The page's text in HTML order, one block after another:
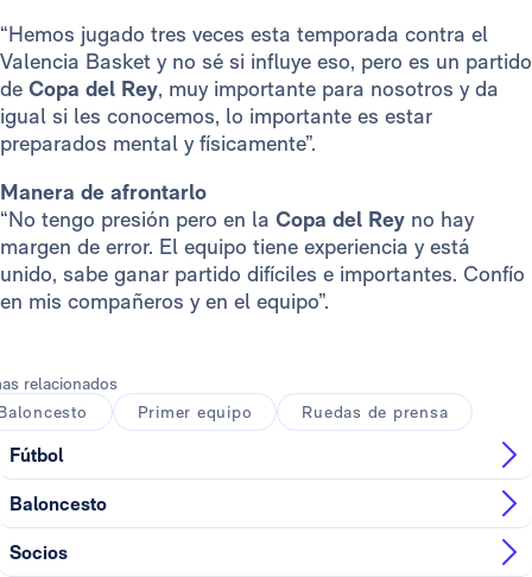
“Hemos jugado tres veces esta temporada contra el
Valencia Basket y no sé si influye eso, pero es un partido
de Copa del Rey, muy importante para nosotros y da
igual si les conocemos, lo importante es estar
preparados mental y físicamente”.
Manera de afrontarlo
“No tengo presión pero en la Copa del Rey no hay
margen de error. El equipo tiene experiencia y está
unido, sabe ganar partido difíciles e importantes. Confío
en mis compañeros y en el equipo”.
relacionados
Primer equipo Ruedas de prensa
Fútbol
Baloncesto
Socios